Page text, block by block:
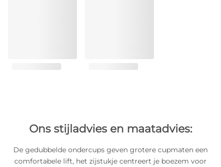
Ons stijladvies en maatadvies:
De gedubbelde ondercups geven grotere cupmaten een
comfortabele lift, het zijstukje centreert je boezem voor